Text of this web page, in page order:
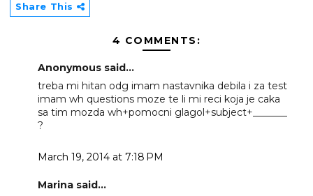
Share This
4 COMMENTS:
Anonymous said...
treba mi hitan odg imam nastavnika debila i za test
imam wh questions moze te li mi reci koja je caka
sa tim mozda wh+pomocni glagol+subject+_______
?
March 19, 2014 at 7:18 PM
Marina said...